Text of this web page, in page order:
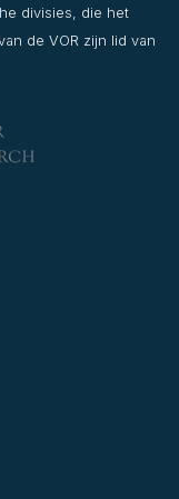
divisies, die het
de VOR zijn lid van